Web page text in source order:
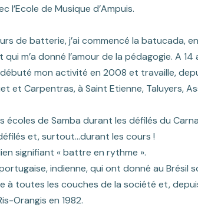
de Musique d’Ampuis.
de batterie, j’ai commencé la batucada,
qui m’a donné l’amour de la pédagogie. A
débuté mon activité en 2008 et travaille,
et Carpentras, à Saint Etienne, Taluyers,
écoles de Samba durant les défilés du
et, surtout…durant les cours !
signifiant « battre en rythme ».
indienne, qui ont donné au Brésil
à toutes les couches de la société et,
Orangis en 1982.